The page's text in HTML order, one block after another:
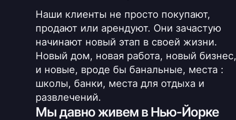
Наши клиенты не просто покупают,
продают или арендуют. Они зачастую
начинают новый этап в своей жизни.
Новый дом, новая работа, новый бизнес,
и новые, вроде бы банальные, места :
школы, банки, места для отдыха и
развлечений.
Мы давно живем в Нью-Йорке